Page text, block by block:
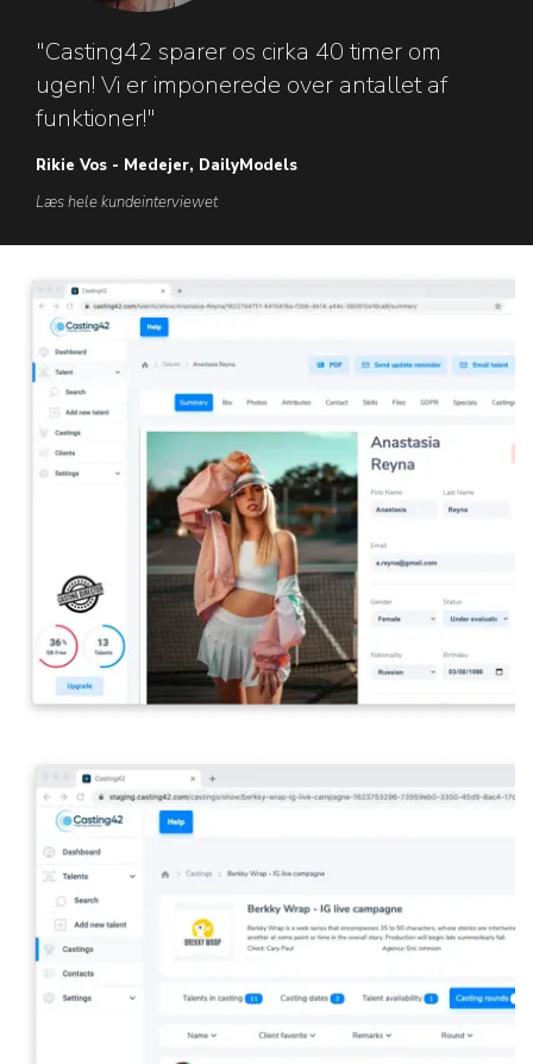
"Casting42 sparer os cirka 40 timer om
ugen! Vi er imponerede over antallet af
funktioner!"
Rikie Vos - Medejer, DailyModels
Læs hele kundeinterviewet